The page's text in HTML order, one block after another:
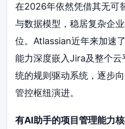
在2026年依然凭借其无可
与数据模型，稳居复杂企
位。Atlassian近年来加速
能力深度嵌入Jira及整个
统的规则驱动系统，逐步
管控枢纽演进。
有AI助手的项目管理能力